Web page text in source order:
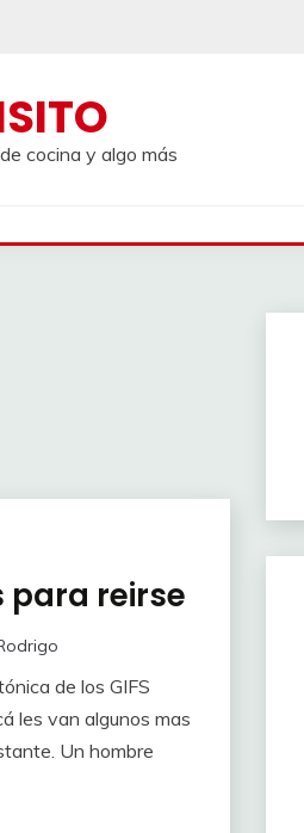
cocina y algo más
para reirse
de los GIFS
les van algunos mas
Un hombre